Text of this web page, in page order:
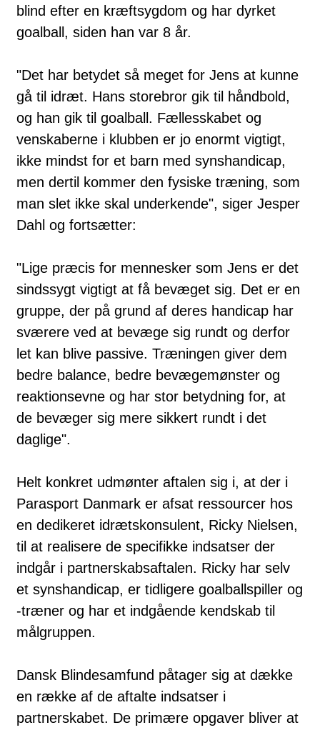
blind efter en kræftsygdom og har dyrket
goalball, siden han var 8 år.
"Det har betydet så meget for Jens at kunne
gå til idræt. Hans storebror gik til håndbold,
og han gik til goalball. Fællesskabet og
venskaberne i klubben er jo enormt vigtigt,
ikke mindst for et barn med synshandicap,
men dertil kommer den fysiske træning, som
man slet ikke skal underkende", siger Jesper
Dahl og fortsætter:
"Lige præcis for mennesker som Jens er det
sindssygt vigtigt at få bevæget sig. Det er en
gruppe, der på grund af deres handicap har
sværere ved at bevæge sig rundt og derfor
let kan blive passive. Træningen giver dem
bedre balance, bedre bevægemønster og
reaktionsevne og har stor betydning for, at
de bevæger sig mere sikkert rundt i det
daglige".
Helt konkret udmønter aftalen sig i, at der i
Parasport Danmark er afsat ressourcer hos
en dedikeret idrætskonsulent, Ricky Nielsen,
til at realisere de specifikke indsatser der
indgår i partnerskabsaftalen. Ricky har selv
et synshandicap, er tidligere goalballspiller og
-træner og har et indgående kendskab til
målgruppen.
Dansk Blindesamfund påtager sig at dække
en række af de aftalte indsatser i
partnerskabet. De primære opgaver bliver at